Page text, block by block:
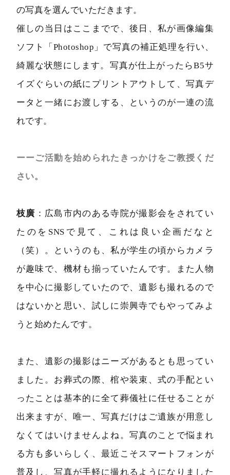
の写真を選んでいただきます。
催しの当日はここまでで、後日、私が画像編集
ソフト「Photoshop」で写真の補正処理を行い、
綺麗な状態にします。写真が仕上がったらB5サ
イズぐらいの紙にプリントアウトして、写真デ
ータと一緒にお渡しする、というのが一連の流
れです。
ーーご活動を始められたきっかけをご教授くだ
さい。
枝廣 ：広島市内のある寺院が撮影会をされてい
たのをSNSで見て、これは良い企画だなと
（笑）。というのも、私が学生の頃からカメラ
が趣味で、機材も揃っていたんです。また人物
を中心に撮影していたので、遺影も撮れるので
はないかと思い、試しに崇興寺でもやってみよ
うと始めたんです。
また、遺影の撮影はニーズがあるとも思ってい
ました。お葬式の際、棺や装束、式の手配とい
ったことは基本的に全て葬儀社に任せることが
出来ますが、唯一、写真だけはご遺族が用意し
なくてはいけませんよね。写真のことで悩まれ
る方も多いらしく、最近こそスマートフォンが
普及し、写真が手軽に撮れるようになりました